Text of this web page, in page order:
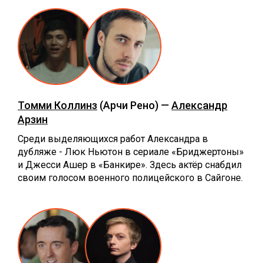
Томми Коллинз (Арчи Рено) — Александр
Арзин
Среди выделяющихся работ Александра в
дубляже - Люк Ньютон в сериале «Бриджертоны»
и Джесси Ашер в «Банкире». Здесь актёр снабдил
своим голосом военного полицейского в Сайгоне.